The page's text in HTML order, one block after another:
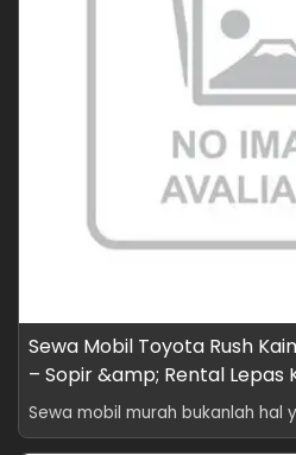
Sewa Mobil Toyota Rush
– Sopir &amp; Rental Lepas
Sewa mobil murah bukanlah hal